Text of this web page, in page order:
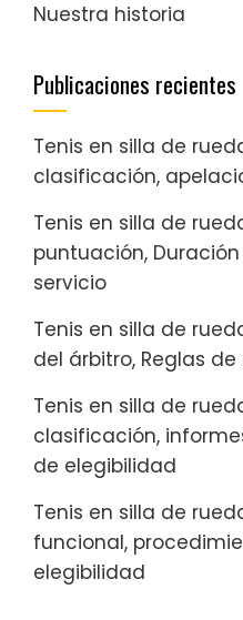
Nuestra historia
Publicaciones recientes
Tenis en silla de
clasificación,
Tenis en silla de
puntuación,
servicio
Tenis en silla de
del árbitro, Reglas
Tenis en silla de
clasificación,
de elegibilidad
Tenis en silla de
funcional,
elegibilidad